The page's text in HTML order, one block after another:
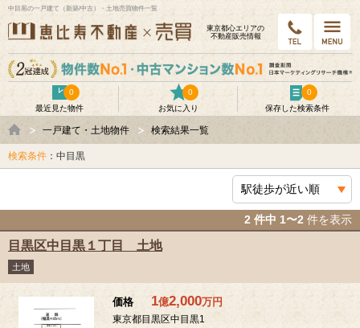
中目黒の一戸建て（新築/中古）・土地売買物件一覧
東京都⼼エリアの
不動産販売情報
最近見た物件
0
お気に入り
0
保存した検索条件
0
一戸建て・土地物件 検索結果一覧
検索条件 ：中目黒
2 件中 1〜2 件を表示
目黒区中目黒１丁目 土地
土地
価格 1億2,000万円
東京都目黒区中目黒1